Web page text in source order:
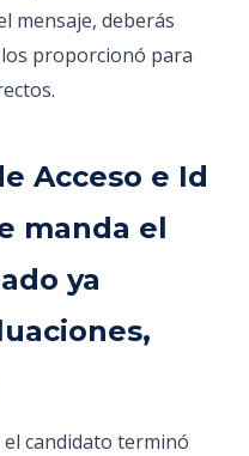
mensaje, deberás
proporcionó para
Acceso e Id
manda el
ya
el candidato terminó